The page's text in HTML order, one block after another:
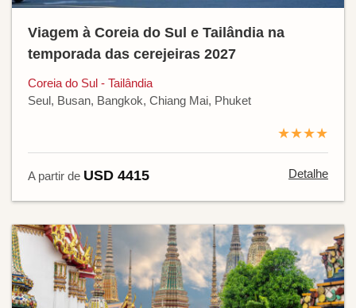
Viagem à Coreia do Sul e Tailândia na
temporada das cerejeiras 2027
Coreia do Sul - Tailândia
Seul, Busan, Bangkok, Chiang Mai, Phuket
★★★★
A partir de USD 4415 Detalhe